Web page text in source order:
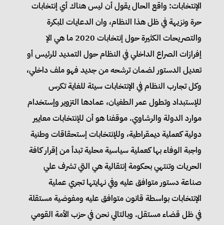
الإنتخابات: واقع الحال يقول أن ليس هناك أي إنتخابات
حرة ونزيهة في ظل هذا النظام، وان الدعايات المبكرة
والتصريحات الكثيرة حول إنتخابات 2020 ما هي الإ
إفرازات الصراع الداخلي في النظام حول التمديد للرئيس أو
تعديل الدستور لضمان ترشحه من جديد فهو ملف داخلي،
وكل تجارب النظام في الإنتخابات سيئة للغاية تكرس
للإستبداد وتطول عمر الطغيان، عمادها التزوير وإستخدام
موارد الدولة والرشاوي. موقفنا هو أن للإنتخابات معايير
دولية كعملية ديمقراطية، وللإنتخابات إستحقاقات وطنية
واجبة الوفاء بها كعملية سياسية محلية تبدأ من إقرار كافة
الحريات وتنتهي بحكومة إنتقالية هي التي تشرف علي
صناعة دستور متوافق عليه وفي نهايتها تجري عملية
الإنتخابات بواسطة قانون متوافق عليه ومفوضية مستقلة
في ظل قضاء مستقل. وبالتالي نحن في حزب الأمة القومي